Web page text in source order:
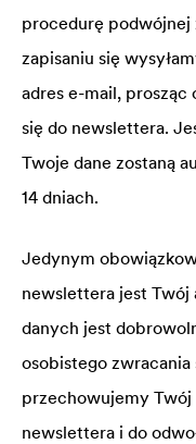
procedurę podwójnej
zapisaniu się
adres e-mail,
się do newslettera.
Twoje dane zostaną
14 dniach.
Jedynym
newslettera jest Twój
danych jest
osobistego
przechowujemy Twój
newslettera i do